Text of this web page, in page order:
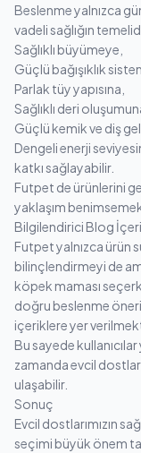
Beslenme yalnızca
vadeli sağlığın
Sağlıklı büyümeye,
Güçlü bağışıklık
Parlak tüy yapısına,
Sağlıklı deri
Güçlü kemik ve diş
Dengeli enerji
katkı sağlayabilir.
Futpet de ürünlerini
yaklaşım
Bilgilendirici Blog
Futpet yalnızca ürün
bilinçlendirmeyi de
köpek maması
doğru beslenme
içeriklere yer
Bu sayede
zamanda evcil
ulaşabilir.
Sonuç
Evcil dostlarımızın
seçimi büyük önem